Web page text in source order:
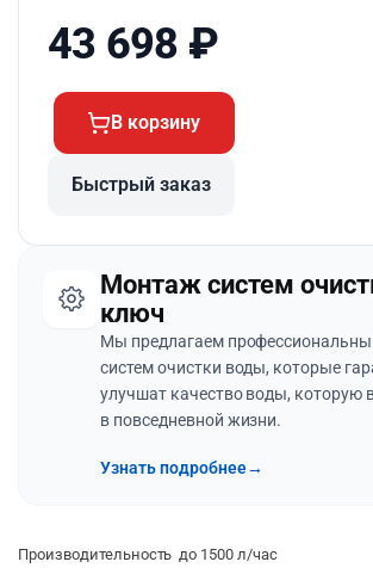
43 698 ₽
В корзину
Быстрый заказ
Монтаж систем
ключ
Мы предлагаем
систем очистки воды, которые
улучшат качество воды, которую
в повседневной жизни.
Узнать подробнее→
Производительность до 1500 л/час